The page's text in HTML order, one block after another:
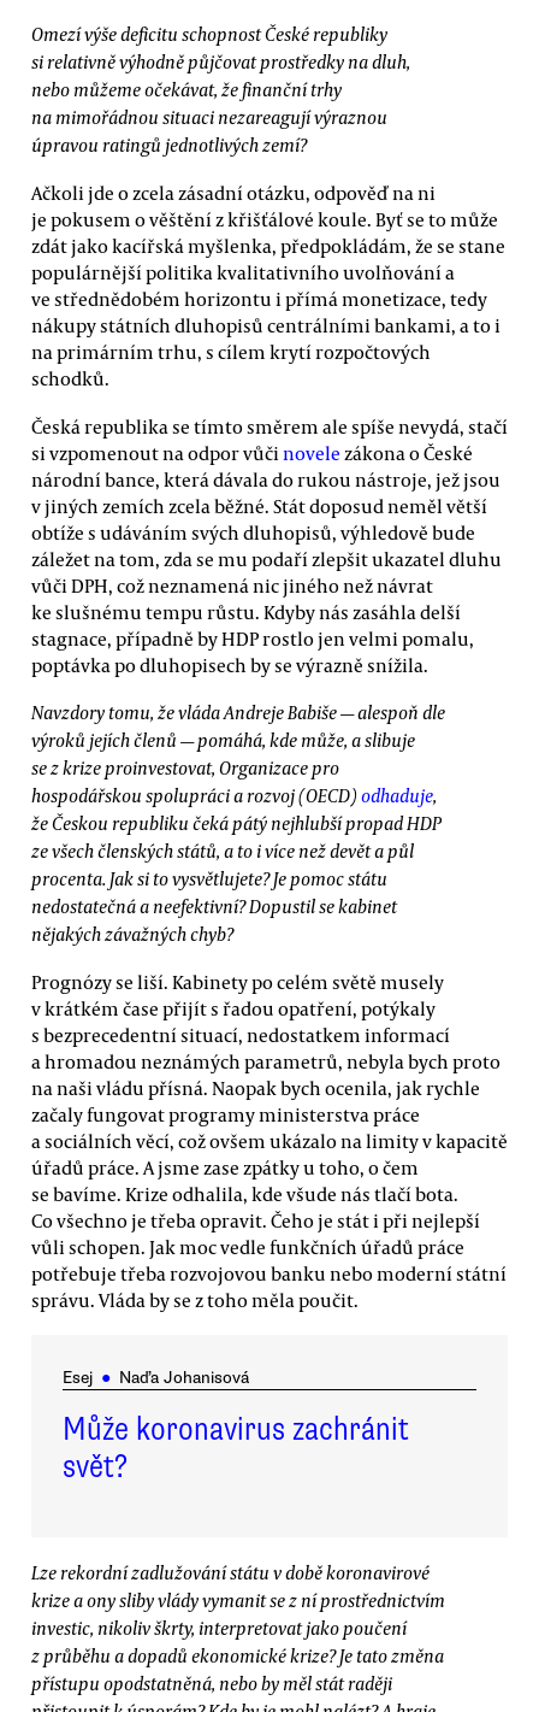
Omezí výše deficitu schopnost České republiky
si relativně výhodně půjčovat prostředky na dluh,
nebo můžeme očekávat, že finanční trhy
na mimořádnou situaci nezareagují výraznou
úpravou ratingů jednotlivých zemí?
Ačkoli jde o zcela zásadní otázku, odpověď na ni
je pokusem o věštění z křišťálové koule. Byť se to může
zdát jako kacířská myšlenka, předpokládám, že se stane
populárnější politika kvalitativního uvolňování a
ve střednědobém horizontu i přímá monetizace, tedy
nákupy státních dluhopisů centrálními bankami, a to i
na primárním trhu, s cílem krytí rozpočtových
schodků.
Česká republika se tímto směrem ale spíše nevydá, stačí
si vzpomenout na odpor vůči novele zákona o České
národní bance, která dávala do rukou nástroje, jež jsou
v jiných zemích zcela běžné. Stát doposud neměl větší
obtíže s udáváním svých dluhopisů, výhledově bude
záležet na tom, zda se mu podaří zlepšit ukazatel dluhu
vůči DPH, což neznamená nic jiného než návrat
ke slušnému tempu růstu. Kdyby nás zasáhla delší
stagnace, případně by HDP rostlo jen velmi pomalu,
poptávka po dluhopisech by se výrazně snížila.
Navzdory tomu, že vláda Andreje Babiše — alespoň dle
výroků jejích členů — pomáhá, kde může, a slibuje
se z krize proinvestovat, Organizace pro
hospodářskou spolupráci a rozvoj (OECD) odhaduje,
že Českou republiku čeká pátý nejhlubší propad HDP
ze všech členských států, a to i více než devět a půl
procenta. Jak si to vysvětlujete? Je pomoc státu
nedostatečná a neefektivní? Dopustil se kabinet
nějakých závažných chyb?
Prognózy se liší. Kabinety po celém světě musely
v krátkém čase přijít s řadou opatření, potýkaly
s bezprecedentní situací, nedostatkem informací
a hromadou neznámých parametrů, nebyla bych proto
na naši vládu přísná. Naopak bych ocenila, jak rychle
začaly fungovat programy ministerstva práce
a sociálních věcí, což ovšem ukázalo na limity v kapacitě
úřadů práce. A jsme zase zpátky u toho, o čem
se bavíme. Krize odhalila, kde všude nás tlačí bota.
Co všechno je třeba opravit. Čeho je stát i při nejlepší
vůli schopen. Jak moc vedle funkčních úřadů práce
potřebuje třeba rozvojovou banku nebo moderní státní
správu. Vláda by se z toho měla poučit.
Esej ● Naďa Johanisová
Může koronavirus zachránit
svět?
Lze rekordní zadlužování státu v době koronavirové
krize a ony sliby vlády vymanit se z ní prostřednictvím
investic, nikoliv škrty, interpretovat jako poučení
z průběhu a dopadů ekonomické krize? Je tato změna
přístupu opodstatněná, nebo by měl stát raději